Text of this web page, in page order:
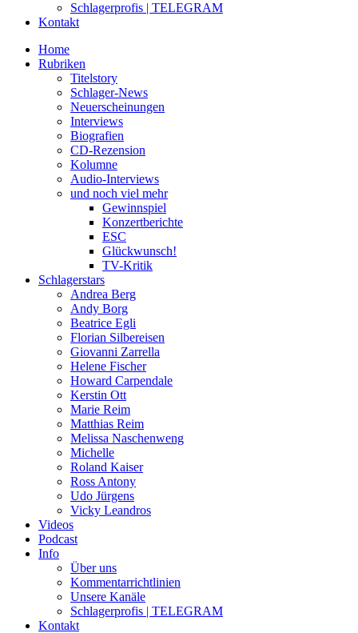
Schlagerprofis | TELEGRAM
Kontakt
Home
Rubriken
Titelstory
Schlager-News
Neuerscheinungen
Interviews
Biografien
CD-Rezension
Kolumne
Audio-Interviews
und noch viel mehr
Gewinnspiel
Konzertberichte
ESC
Glückwunsch!
TV-Kritik
Schlagerstars
Andrea Berg
Andy Borg
Beatrice Egli
Florian Silbereisen
Giovanni Zarrella
Helene Fischer
Howard Carpendale
Kerstin Ott
Marie Reim
Matthias Reim
Melissa Naschenweng
Michelle
Roland Kaiser
Ross Antony
Udo Jürgens
Vicky Leandros
Videos
Podcast
Info
Über uns
Kommentarrichtlinien
Unsere Kanäle
Schlagerprofis | TELEGRAM
Kontakt